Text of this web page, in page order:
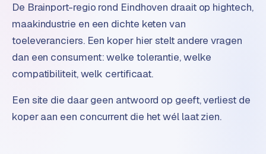
o
m
m
r
k
t
p
De Brainport-regio rond Eindhoven draait op hightech,
maakindustrie en een dichte keten van
toeleveranciers. Een koper hier stelt andere vragen
dan een consument: welke tolerantie, welke
compatibiliteit, welk certificaat.
Een site die daar geen antwoord op geeft, verliest de
koper aan een concurrent die het wél laat zien.